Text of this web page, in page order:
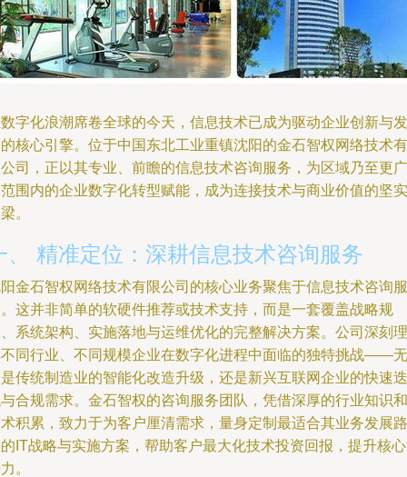
字化浪潮席卷全球的今天，信息技术已成为驱动企业创新与发
核心引擎。位于中国东北工业重镇沈阳的金石智权网络技术有
司，正以其专业、前瞻的信息技术咨询服务，为区域乃至更广
围内的企业数字化转型赋能，成为连接技术与商业价值的坚实
。
、 精准定位：深耕信息技术咨询服务
金石智权网络技术有限公司的核心业务聚焦于信息技术咨询服
这并非简单的软硬件推荐或技术支持，而是一套覆盖战略规
系统架构、实施落地与运维优化的完整解决方案。公司深刻理
同行业、不同规模企业在数字化进程中面临的独特挑战——无
传统制造业的智能化改造升级，还是新兴互联网企业的快速迭
合规需求。金石智权的咨询服务团队，凭借深厚的行业知识和
积累，致力于为客户厘清需求，量身定制最适合其业务发展路
IT战略与实施方案，帮助客户最大化技术投资回报，提升核
。